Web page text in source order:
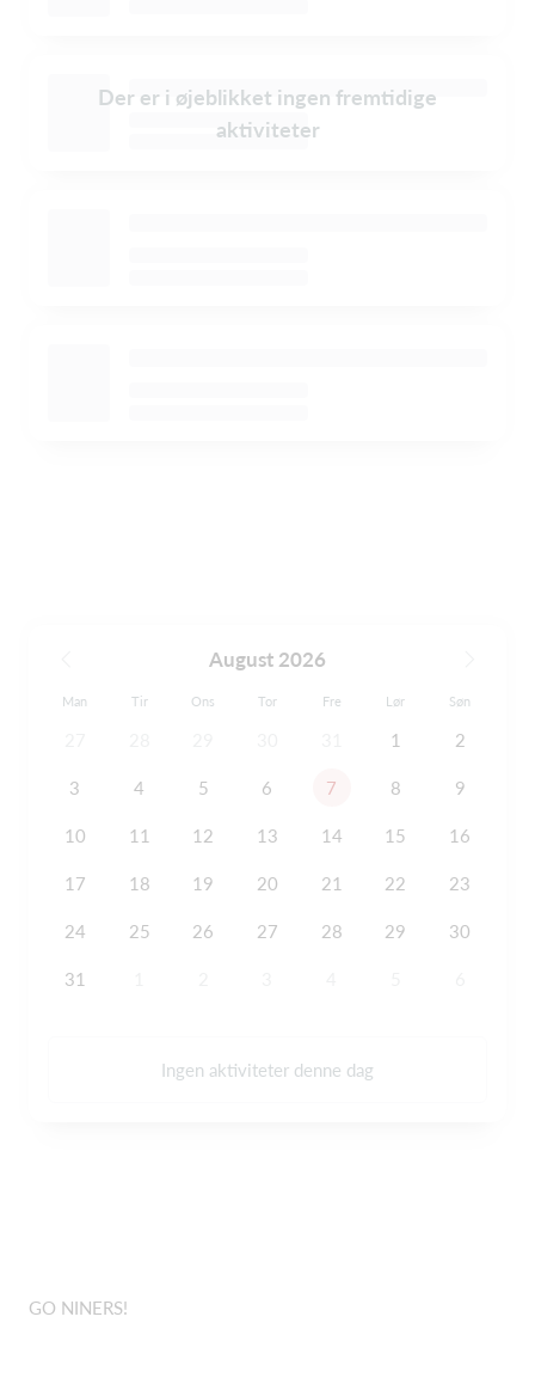
Der er i øjeblikket ingen fremtidige
aktiviteter
August 2026
Man Tir Ons Tor Fre Lør Søn
1 2
3 4 5 6 7 8 9
10 11 12 13 14 15 16
17 18 19 20 21 22 23
24 25 26 27 28 29 30
31
Ingen aktiviteter denne dag
GO NINERS!